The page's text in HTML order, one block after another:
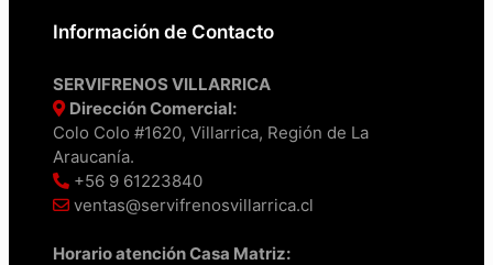
Información de Contacto
SERVIFRENOS VILLARRICA
Dirección Comercial:
Colo Colo #1620, Villarrica, Región de La
Araucanía.
+56 9 61223840
ventas@servifrenosvillarrica.cl
Horario atención Casa Matriz: